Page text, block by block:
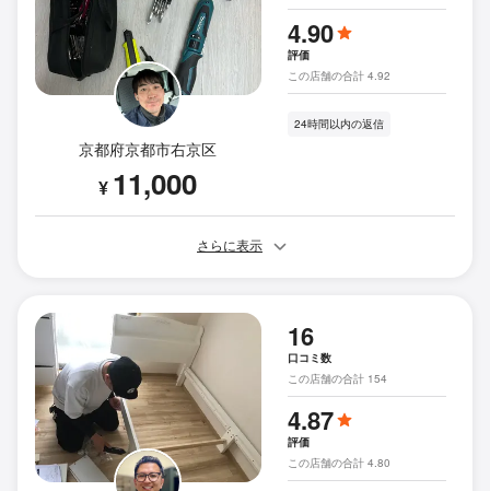
京都府京都市右京区
¥ 11,000
4.90
評価
この店舗の合計 4.92
24時間以内の返信
さらに表示
16
口コミ数
この店舗の合計 154
4.87
評価
この店舗の合計 4.80